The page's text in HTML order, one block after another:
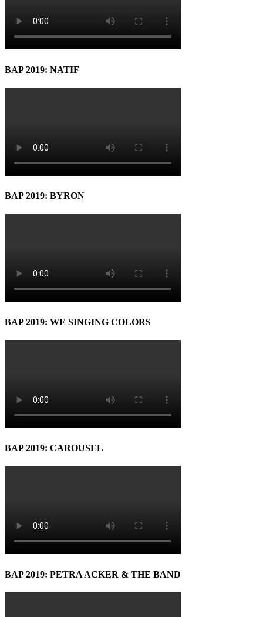
BAP 2019: NATIF
BAP 2019: BYRON
BAP 2019: WE SINGING COLORS
BAP 2019: CAROUSEL
BAP 2019: PETRA ACKER & THE BAND